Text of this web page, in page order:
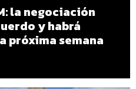
la negociación
y habrá
próxima semana